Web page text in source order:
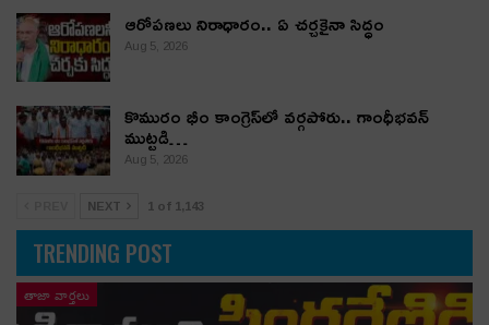
ఆరోపణలు నిరాధారం.. ఏ చర్చకైనా సిద్ధం
Aug 5, 2026
కొమురం భీం కాంగ్రెస్‌లో వర్గపోరు.. గాంధీభవన్
ముట్టడి…
Aug 5, 2026
NEXT 1 of 1,143
TRENDING POST
తాజా వార్తలు